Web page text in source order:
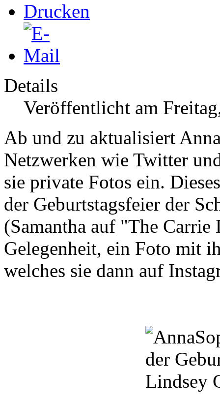
Details
Veröffentlicht am
Ab und zu aktualisiert
Netzwerken wie Twitter
sie private Fotos ein.
der Geburtstagsfeier der
(Samantha auf "The Carrie
Gelegenheit, ein Foto mit
welches sie dann auf